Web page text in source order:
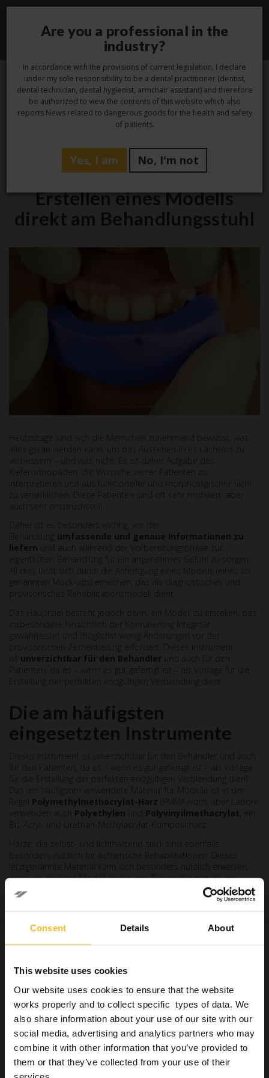
Consent Details About
This website uses cookies
Our website uses cookies to ensure that the website
works properly and to collect specific types of data. We
also share information about your use of our site with our
social media, advertising and analytics partners who may
combine it with other information that you’ve provided to
them or that they’ve collected from your use of their
services.
28
Aug.
Praxis
Erstellen eines Modells
direkt am Behandlungsstuhl
Heutzutage sind sich die Menschen zunehmend bewusst, was
alles getan werden kann, um das Aussehen ihres Lächelns zu
verbessern – und was nicht. Es ist daher Aufgabe des
Kieferorthopäden, die Wünsche seiner Patienten zu
interpretieren und aus funktioneller und morphologischer Sicht
zu verwirklichen. Diese Patienten sind oft sehr motiviert, aber
Daher ist es besonders wichtig, vor der
Behandlung umfassende und genaue Informationen zu
liefern und auch während der Vorbereitungsphase zur
eigentlichen Behandlung für ein angenehmes Gefühl zu sorgen.
All dies lässt sich durch die Anfertigung eines Modells (eines so
genannten Mock-ups) erreichen, das als diagnostisches und
provisorisches Rehabilitationsmodell dient.
Das Hauptziel besteht jedoch darin, ein Modell zu erstellen, das
insbesondere hinsichtlich der Konturierung Integrität
gewährleistet und möglichst wenig Änderungen vor der
provisorischen Zementierung erfordert. Dieses Instrument
ist unverzichtbar für den Behandler und auch für den
Patienten, da es – wenn es gut gefertigt ist – als Vorlage für die
Erstellung der perfekten endgültigen Verblendung dient.
Die am häufigsten
eingesetzten Instrumente
Dieses Instrument ist unverzichtbar für den Behandler und auch
für den Patienten, da es – wenn es gut gefertigt ist – als Vorlage
für die Erstellung der perfekten endgültigen Verblendung dient.
Das am häufigsten verwendete Material für Modelle ist in der
Regel Polymethylmethacrylat-Harz
verwenden auch Polyethylen Polyvinyilmethacrylat
Bis-Acryl- und Urethan-Methylacrylat-Kompositharz.
Harze, die selbst- und lichthärtend sind, sind ebenfalls
besonders nützlich für ästhetische Rehabilitationen. Dieses
letztgenannte Material kann sich besonders nützlich erweisen,
wenn ein direktes Modell direkt vom Behandlungsstuhl aus
erstellt werden soll.
Realisierung eines direkten
Modells
oder direkt am Behandlungsstuhl anhand des Abdrucks des
diagnostischen Wax-ups angefertigt werden, wobei das Ziel
darin besteht, das Endergebnis der Behandlung zu
reproduzieren. In beiden Fällen kann der Patient das Ergebnis
beurteilen und vor Abschluss der Behandlung Änderungen
verlangen.
Im Falle eines direkten Modells kann einvereinfachtes
Protokoll Folgendes vorsehen:
Are you a professional in the
industry?
In accordance with the provisions of current legislation, I declare
under my sole responsibility to be a dental practitioner (dentist,
dental technician, dental hygienist, armchair assistant) and therefore
be authorized to view the contents of this website which also
reports News related to dangerous goods for the health and safety
of patients.
Yes, I am No, I'm not